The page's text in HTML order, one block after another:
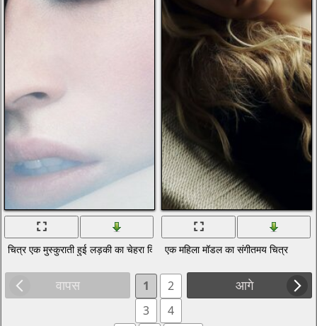
चित्र एक मुस्कुराती हुई लड़की का चेहरा दिखाता हैएक महिला मॉडल का संगीतमय चित्र
वापस आगे
1
2
3
4